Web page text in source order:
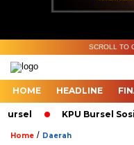
SCROLL TO
HOME HEADLINE
KPU Bursel
Home / Daerah